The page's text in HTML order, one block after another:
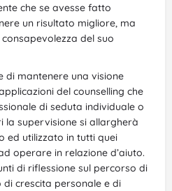
che se avesse fatto
un risultato migliore, ma
del suo
di mantenere una visione
del counselling che
di seduta individuale o
la supervisione si allargherà
ed utilizzato in tutti quei
operare in relazione d’aiuto.
di riflessione sul percorso di
crescita personale e di